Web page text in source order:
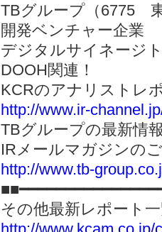
TBグループ（6775
開発ベンチャー企業
デジタルサイネージ
DOOH関連！
KCRのアナリストレ
http://www.ir-
TBグループの最新情
IRメールマガジンの
http://www.tb-
その他最新レポート